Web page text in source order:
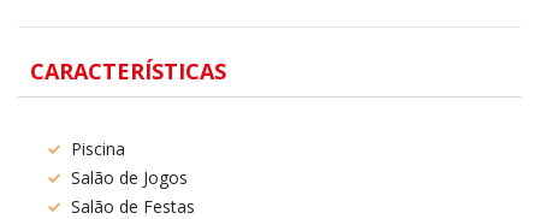
CARACTERÍSTICAS
Piscina
Salão de Jogos
Salão de Festas